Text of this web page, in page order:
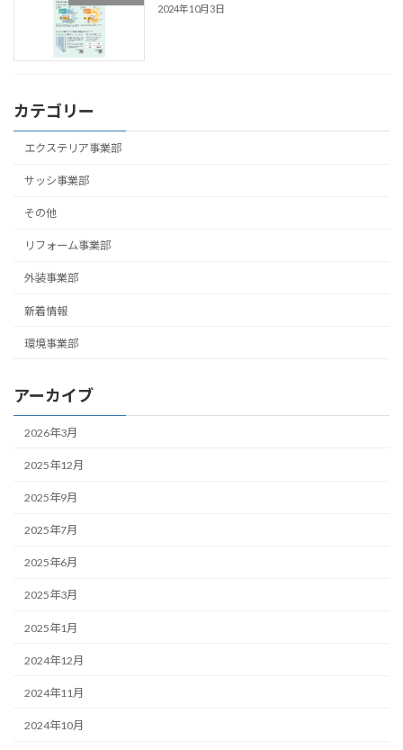
2024年10月3日
カテゴリー
エクステリア事業部
サッシ事業部
その他
リフォーム事業部
外装事業部
新着情報
環境事業部
アーカイブ
2026年3月
2025年12月
2025年9月
2025年7月
2025年6月
2025年3月
2025年1月
2024年12月
2024年11月
2024年10月